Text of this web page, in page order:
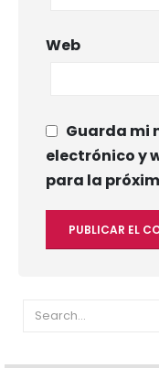
Web
Guarda mi
electrónico y
para la